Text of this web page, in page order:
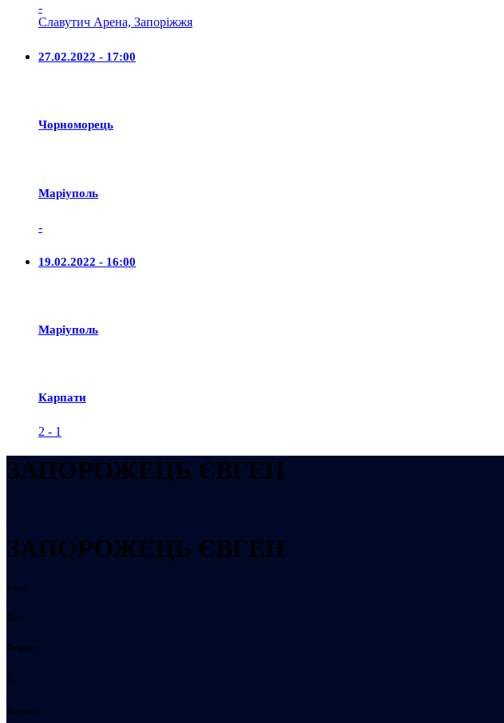
-
Славутич Арена, Запоріжжя
27.02.2022 - 17:00
Чорноморець
Маріуполь
-
19.02.2022 - 16:00
Маріуполь
Карпати
2 - 1
ЗАПОРОЖЕЦЬ ЄВГЕН
ЗАПОРОЖЕЦЬ ЄВГЕН
Рост:
Вес:
Возраст
5
Родился: